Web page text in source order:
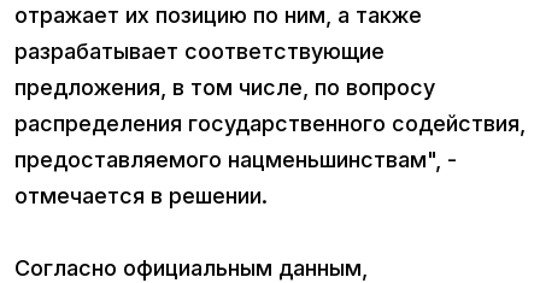
отражает их позицию по ним, а также
разрабатывает соответствующие
предложения, в том числе, по вопросу
распределения государственного содействия,
предоставляемого нацменьшинствам", -
отмечается в решении.
Согласно официальным данным,